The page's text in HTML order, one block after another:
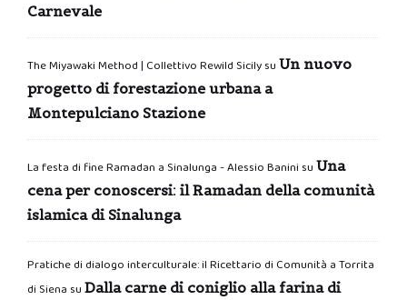
Carnevale
The Miyawaki Method | Collettivo Rewild Sicilysu Un nuovo
progetto di forestazione urbana a
Montepulciano Stazione
La festa di fine Ramadan a Sinalunga - Alessio Banini su Una
cena per conoscersi: il Ramadan della comunità
islamica di Sinalunga
Pratiche di dialogo interculturale: il Ricettario di Comunità a Torrita
di Siena su Dalla carne di coniglio alla farina di